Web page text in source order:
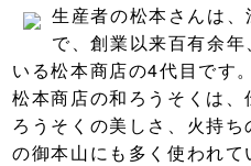
生産者の松本さんは
で、創業以来百有余
いる松本商店の4代目です。
松本商店の和ろうそくは
ろうそくの美しさ、火持
の御本山にも多く使われて